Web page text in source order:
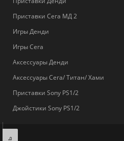
Приставки Сега МД 2
Игры Денди
Игры Сега
Аксессуары Денди
Аксессуары Сега/ Титан/ Хами
Приставки Sony PS1/2
Джойстики Sony PS1/2